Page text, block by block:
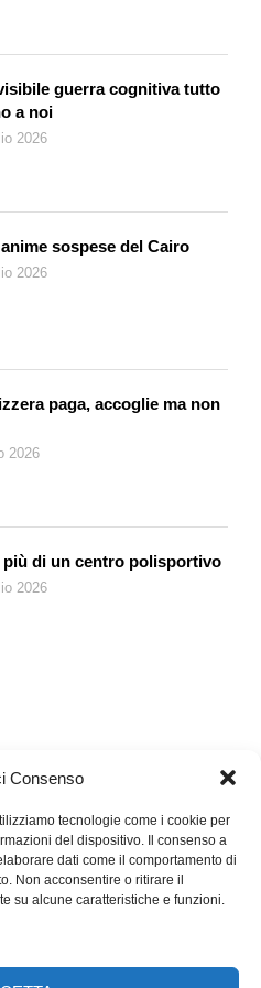
Consenso
tecnologie come i cookie per
del dispositivo. Il consenso a
dati come il comportamento di
Non acconsentire o ritirare il
su alcune caratteristiche e funzioni.
guerra cognitiva tutto
a noi
2026
sospese del Cairo
2026
paga, accoglie ma non
2026
più di un centro polisportivo
2026